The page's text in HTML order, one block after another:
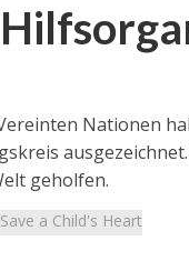
Nationen
geholfen.
Save a Child's Heart